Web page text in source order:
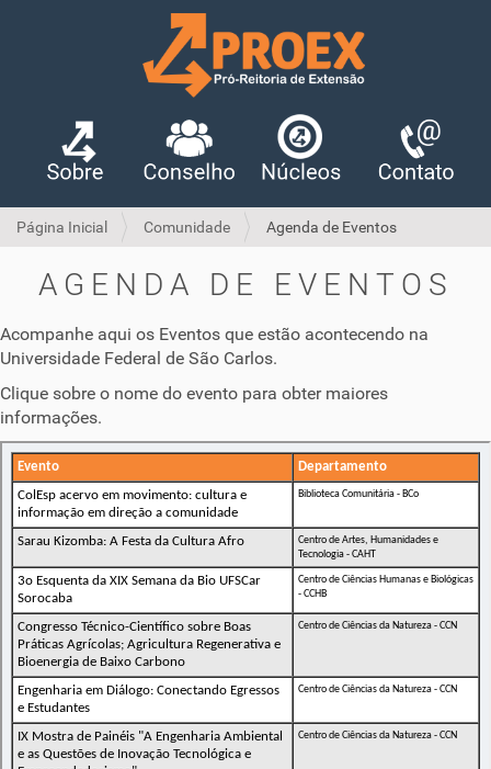
Página Inicial Comunidade Agenda de Eventos
AGENDA DE EVENTOS
Acompanhe aqui os Eventos que estão acontecendo na
Universidade Federal de São Carlos.
Clique sobre o nome do evento para obter maiores
informações.